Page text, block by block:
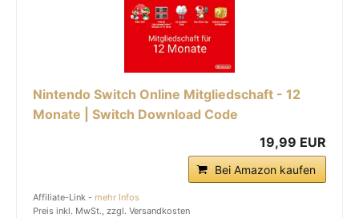
Nintendo Switch Online Mitgliedschaft - 12
Monate | Switch Download Code
19,99 EUR
Bei Amazon kaufen
Affiliate-Link - mehr Infos
Preis inkl. MwSt., zzgl. Versandkosten